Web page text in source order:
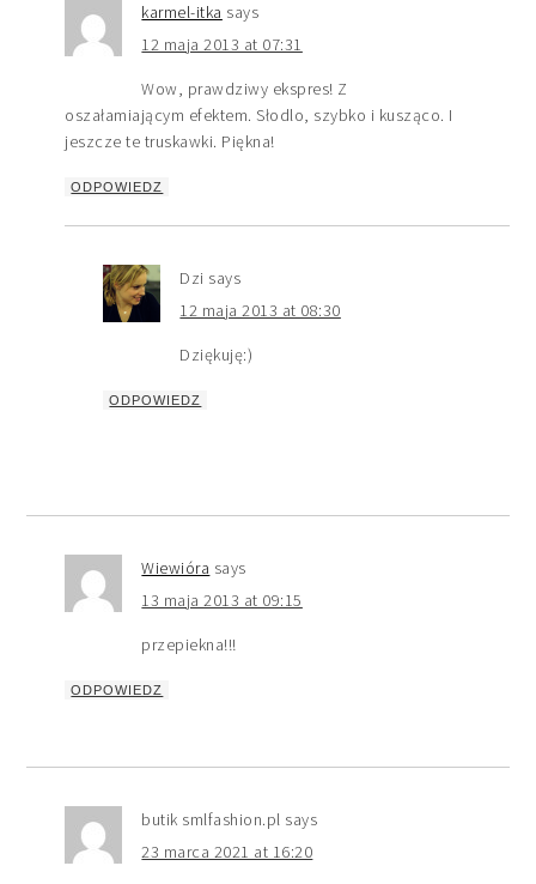
karmel-itka says
12 maja 2013 at 07:31
Wow, prawdziwy ekspres! Z
oszałamiającym efektem. Słodlo, szybko i kusząco. I
jeszcze te truskawki. Piękna!
ODPOWIEDZ
Dzi says
12 maja 2013 at 08:30
Dziękuję:)
ODPOWIEDZ
Wiewióra says
13 maja 2013 at 09:15
przepiekna!!!
ODPOWIEDZ
butik smlfashion.pl says
23 marca 2021 at 16:20